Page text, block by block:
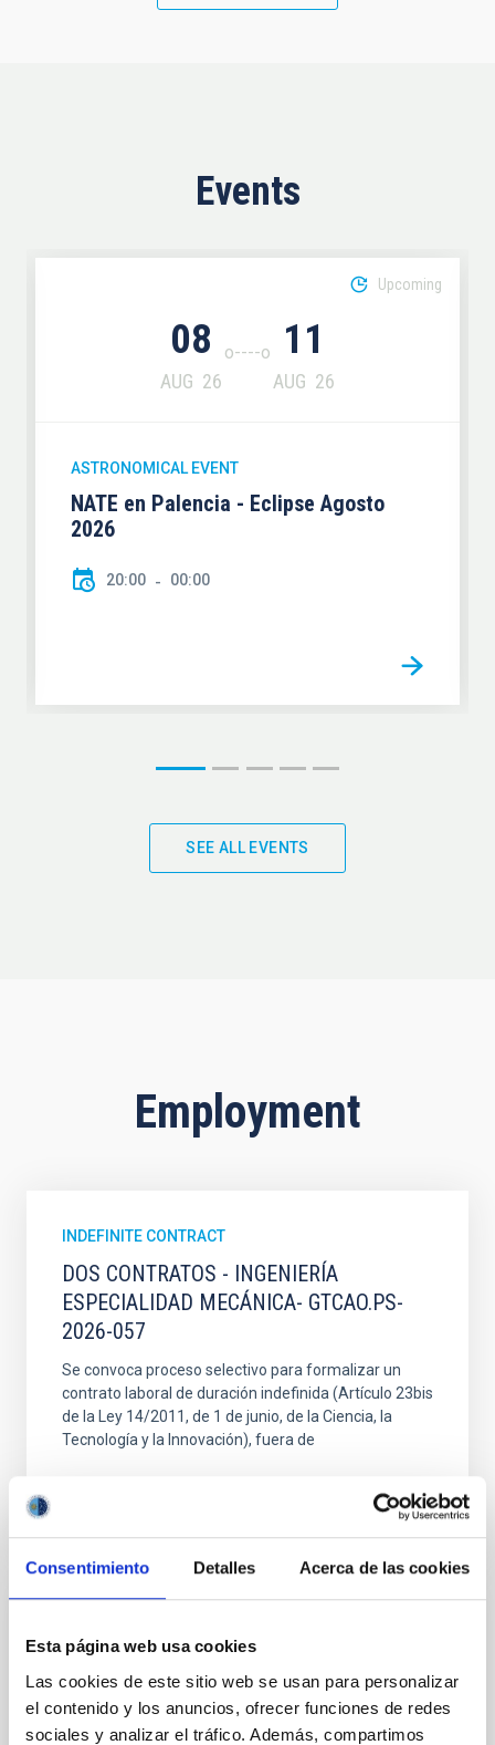
Consentimiento Detalles Acerca de las cookies
Esta página web usa cookies
Las cookies de este sitio web se usan para personalizar
el contenido y los anuncios, ofrecer funciones de redes
sociales y analizar el tráfico. Además, compartimos
Events
08
AUG 26
11
AUG 26
Upcoming
ASTRONOMICAL EVENT
NATE en Palencia - Eclipse Agosto
2026
20:00 00:00
SEE ALL EVENTS
Employment
INDEFINITE CONTRACT
DOS CONTRATOS - INGENIERÍA
ESPECIALIDAD MECÁNICA- GTCAO.PS-
2026-057
Se convoca proceso selectivo para formalizar un
contrato laboral de duración indefinida (Artículo 23bis
de la Ley 14/2011, de 1 de junio, de la Ciencia, la
Tecnología y la Innovación), fuera de
UN CONTRATO - TÉCNICO/A DE TALLER -
ESPECIALIDAD MECÁNICA- FIJO
LABORAL - PS-2026-032